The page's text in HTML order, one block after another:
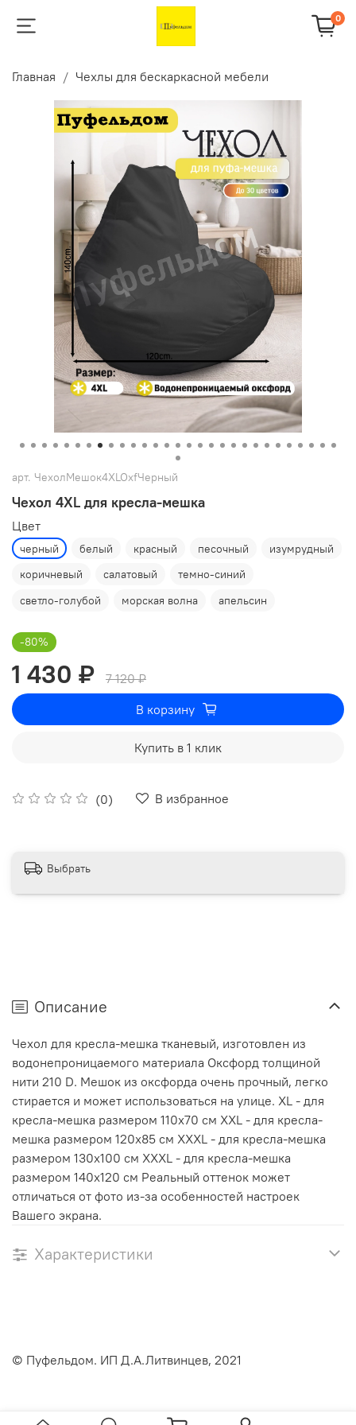
0
Главная Чехлы для бескаркасной мебели
арт. ЧехолМешок4XLOxfЧерный
Чехол 4XL для кресла-мешка
(0) В избранное
Цвет
черный белый красный песочный
изумрудный
коричневый
салатовый
темно-синий
светло-голубой
морская волна апельсин
-80%
1 430 ₽
7 120 ₽
В корзину
Купить в 1 клик
Выбрать
Описание
Чехол для кресла-мешка тканевый, изготовлен из
водонепроницаемого материала Оксфорд толщиной
нити 210 D. Мешок из оксфорда очень прочный, легко
стирается и может использоваться на улице. XL - для
кресла-мешка размером 110х70 см XXL - для кресла-
мешка размером 120х85 см ХХXL - для кресла-мешка
размером 130х100 см ХХXL - для кресла-мешка
размером 140х120 см Реальный оттенок может
отличаться от фото из-за особенностей настроек
Вашего экрана.
Характеристики
© Пуфельдом. ИП Д.А.Литвинцев, 2021